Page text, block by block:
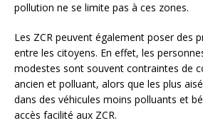
pollution ne se limite pas à ces zones.
Les ZCR peuvent également poser des
entre les citoyens. En effet, les
modestes sont souvent contraintes de
ancien et polluant, alors que les plus
dans des véhicules moins polluants et
accès facilité aux ZCR.